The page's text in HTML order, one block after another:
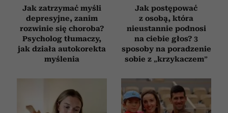
Jak zatrzymać myśli
depresyjne, zanim
rozwinie się choroba?
Psycholog tłumaczy,
jak działa autokorekta
myślenia
Jak postępować
z osobą, która
nieustannie podnosi
na ciebie głos? 3
sposoby na poradzenie
sobie z „krzykaczem”